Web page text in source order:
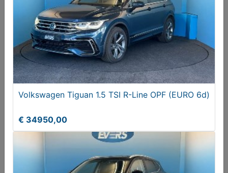
Volkswagen Tiguan 1.5 TSI R-Line OPF (EURO 6d)
€ 34950,00
Volkswagen Tiguan 1.5 TSI R-Line OPF (EURO 6d)
€ 34950,00